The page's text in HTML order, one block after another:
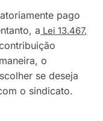
pago
a Lei 13.467,
o
se deseja
o sindicato.